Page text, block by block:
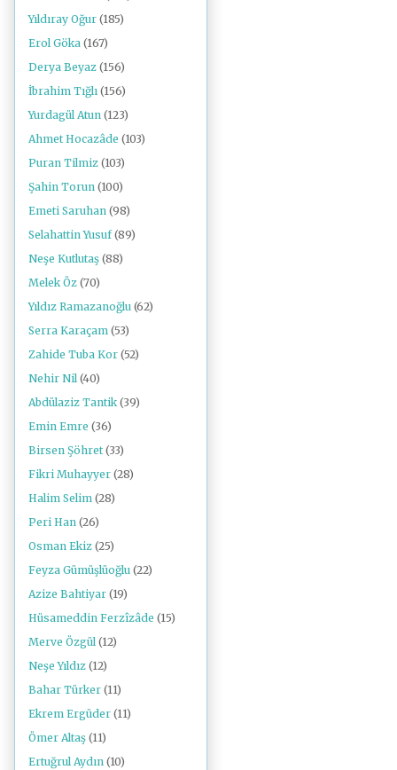
Yıldıray Oğur (185)
Erol Göka (167)
Derya Beyaz (156)
İbrahim Tığlı (156)
Yurdagül Atun (123)
Ahmet Hocazâde (103)
Puran Tilmiz (103)
Şahin Torun (100)
Emeti Saruhan (98)
Selahattin Yusuf (89)
Neşe Kutlutaş (88)
Melek Öz (70)
Yıldız Ramazanoğlu (62)
Serra Karaçam (53)
Zahide Tuba Kor (52)
Nehir Nil (40)
Abdülaziz Tantik (39)
Emin Emre (36)
Birsen Şöhret (33)
Fikri Muhayyer (28)
Halim Selim (28)
Peri Han (26)
Osman Ekiz (25)
Feyza Gümüşlüoğlu (22)
Azize Bahtiyar (19)
Hüsameddin Ferzîzâde (15)
Merve Özgül (12)
Neşe Yıldız (12)
Bahar Türker (11)
Ekrem Ergüder (11)
Ömer Altaş (11)
Ertuğrul Aydın (10)